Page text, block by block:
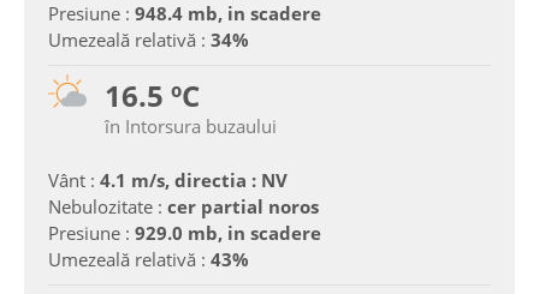
Presiune : 948.4 mb, in scadere
Umezeală relativă : 34%
16.5 ºC
în Intorsura buzaului
Vânt : 4.1 m/s, directia : NV
Nebulozitate : cer partial noros
Presiune : 929.0 mb, in scadere
Umezeală relativă : 43%